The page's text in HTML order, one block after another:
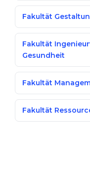
Fakultät
Fakultät
Gesundheit
Fakultät
Fakultät